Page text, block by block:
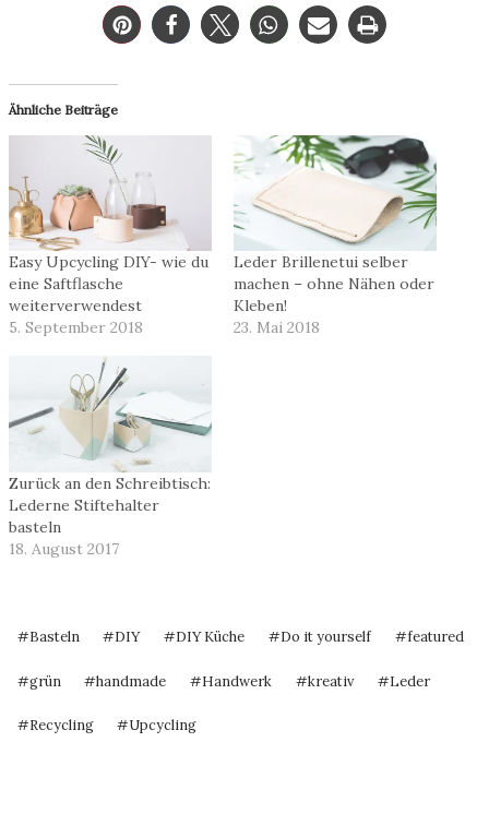
Ähnliche Beiträge
Easy Upcycling DIY- wie du
eine Saftflasche
weiterverwendest
5. September 2018
Leder Brillenetui selber
machen – ohne Nähen oder
Kleben!
23. Mai 2018
Zurück an den Schreibtisch:
Lederne Stiftehalter
basteln
18. August 2017
Schlagworte:
#Basteln #DIY #DIY Küche #Do it yourself #featured
#grün #handmade #Handwerk #kreativ #Leder
#Recycling #Upcycling